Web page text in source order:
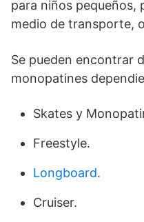
para niños pequeños,
medio de transporte,
Se pueden encontrar
monopatines
Skates y
Freestyle.
Longboard.
Cruiser.